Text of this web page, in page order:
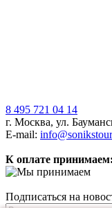
8 495 721 04 14
г. Москва, ул.
E-mail:
К оплате принимаем:
Подписаться на